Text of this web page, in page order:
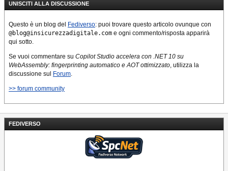
FEDIVERSO
UNISCITI ALLA DISCUSSIONE
Questo è un blog del Fediverso: puoi trovare questo articolo ovunque con
@blog@insicurezzadigitale.com e ogni commento/risposta apparirà
qui sotto.
Se vuoi commentare su Copilot Studio accelera con .NET 10 su
WebAssembly: fingerprinting automatico e AOT ottimizzato, utilizza la
discussione sul
Forum.
>> forum community